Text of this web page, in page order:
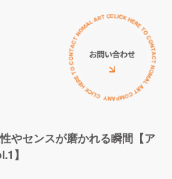
やセンスが磨かれる瞬間【ア
】